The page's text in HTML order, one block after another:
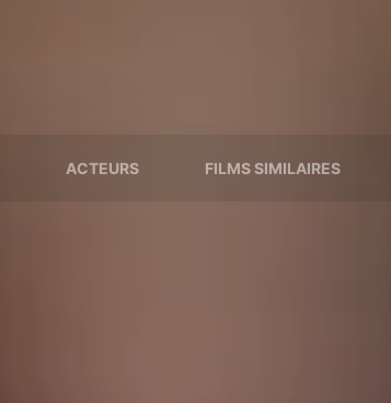
ACTEURS FILMS SIMILAIRES